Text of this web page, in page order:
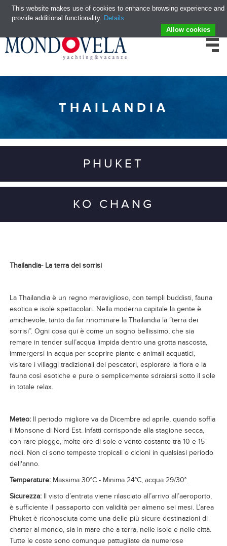
THAILANDIA
PHUKET
KO CHANG
Thailandia- La terra dei sorrisi
La Thailandia è un regno meraviglioso, con templi buddisti, fauna
esotica e isole spettacolari. Nella moderna capitale la gente è
amichevole, tanto da far rinominare la Thailandia la “terra dei
sorrisi”. Ogni cosa qui è come un sogno bellissimo, che sia
remare in tender sull’acqua limpida dentro una grotta nascosta,
immergersi in acqua per scoprire piante e animali acquatici,
visitare i villaggi tradizionali dei pescatori, esplorare la flora e la
fauna così esotiche e pure o semplicemente sdraiarsi sotto il sole
in totale relax.
Meteo: Il periodo migliore va da Dicembre ad aprile, quando soffia
il Monsone di Nord Est. Infatti corrisponde alla stagione secca,
con rare piogge, molte ore di sole e vento costante tra 10 e 15
nodi. Non ci sono tempeste tropicali o cicloni in qualsiasi periodo
dell'anno.
Temperature: Massima 30°C - Minima 24°C, acqua 29/30°.
Sicurezza: Il visto d’entrata viene rilasciato all’arrivo all’aeroporto,
è sufficiente il passaporto con validità per almeno sei mesi. L’area
Phuket è riconosciuta come una delle più sicure destinazioni di
charter al mondo, sia in mare che a terra, nelle isole e nelle città.
Tutte le coste sono comunque pattugliate da numerose
This website makes use of cookies to enhance browsing experience and
provide additional functionality. Details
Allow cookies